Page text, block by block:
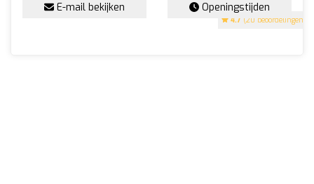
4.7 (20 beoordelingen)
E-mail bekijken Openingstijden